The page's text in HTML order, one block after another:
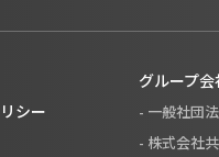
シー
グループ会
- 一般社団
- 株式会社